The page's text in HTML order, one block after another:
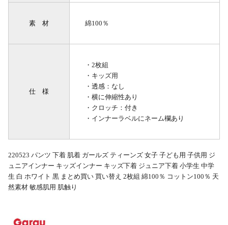
素 材 綿100％
仕 様
・2枚組
・キッズ用
・透感：なし
・横に伸縮性あり
・クロッチ：付き
・インナーラベルにネーム欄あり
220523 パンツ 下着 肌着 ガールズ ティーンズ 女子 子ども用 子供用 ジ
ュニアインナー キッズインナー キッズ下着 ジュニア下着 小学生 中学
生 白 ホワイト 黒 まとめ買い 買い替え 2枚組 綿100％ コットン100％ 天
然素材 敏感肌用 肌触り